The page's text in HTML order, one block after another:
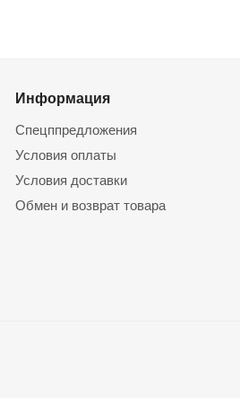
Информация
Спецппредложения
Условия оплаты
Условия доставки
Обмен и возврат товара